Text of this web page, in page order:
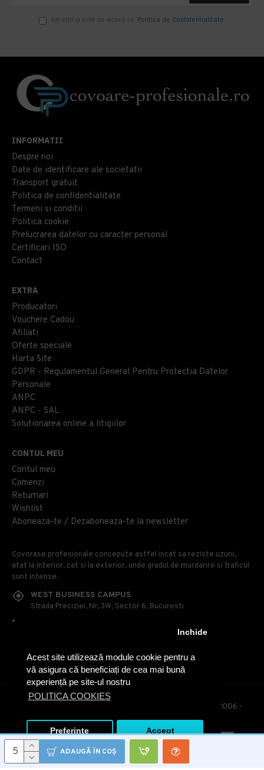
Acest site utilizează module cookie pentru a
vă asigura că beneficiați de cea mai bună
experiență pe site-ul nostru
POLITICA COOKIES
Inchide
Preferinte Accept
ADAUGĂ ÎN COŞ
Am citit şi sunt de acord cu Politica de Confidentialitate
INFORMATII
Despre noi
Date de identificare ale societatii
Transport gratuit
Politica de confidentialitate
Termeni si conditii
Politica cookie
Prelucrarea datelor cu caracter personal
Certificari ISO
Contact
EXTRA
Producatori
Vouchere Cadou
Afiliati
Oferte speciale
Harta Site
GDPR - Regulamentul General Pentru Protectia Datelor
Personale
ANPC
ANPC - SAL
Solutionarea online a litigiilor
CONTUL MEU
Contul meu
Comenzi
Returnari
Wishlist
Aboneaza-te / Dezaboneaza-te la newsletter
Covorase profesionale concepute astfel incat sa reziste uzurii,
atat la interior, cat si la exterior, unde gradul de murdarire si traficul
sunt intense.
WEST BUSINESS CAMPUS
Strada Preciziei, Nr, 3W, Sector 6, Bucuresti
OFFICE@COVOARE-PROFESIONALE.RO
© Covoare Profesionale - Toate drepturile rezervate. 2006 -